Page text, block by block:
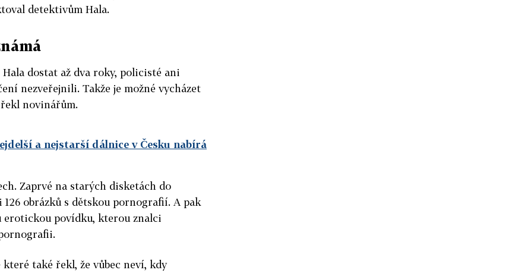
detektivům Hala.
dostat až dva roky, policisté ani
nezveřejnili. Takže je možné vycházet
novinářům.
a nejstarší dálnice v Česku nabírá
Zaprvé na starých disketách do
obrázků s dětskou pornografií. A pak
erotickou povídku, kterou znalci
také řekl, že vůbec neví, kdy